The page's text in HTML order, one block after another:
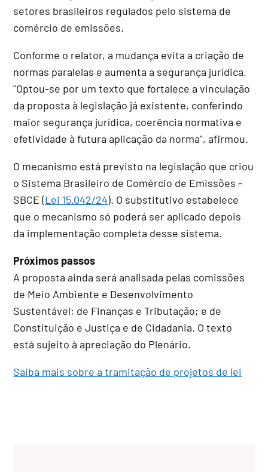
setores brasileiros regulados pelo sistema de
comércio de emissões.
Conforme o relator, a mudança evita a criação de
normas paralelas e aumenta a segurança jurídica.
"Optou-se por um texto que fortalece a vinculação
da proposta à legislação já existente, conferindo
maior segurança jurídica, coerência normativa e
efetividade à futura aplicação da norma", afirmou.
O mecanismo está previsto na legislação que criou
o Sistema Brasileiro de Comércio de Emissões -
SBCE (Lei 15.042/24). O substitutivo estabelece
que o mecanismo só poderá ser aplicado depois
da implementação completa desse sistema.
Próximos passos
A proposta ainda será analisada pelas comissões
de Meio Ambiente e Desenvolvimento
Sustentável; de Finanças e Tributação; e de
Constituição e Justiça e de Cidadania. O texto
está sujeito à apreciação do Plenário.
Saiba mais sobre a tramitação de projetos de lei